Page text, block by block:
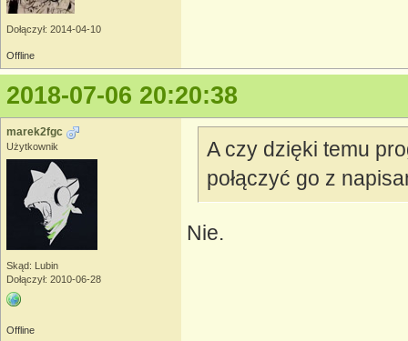
Dołączył: 2014-04-10
Offline
2018-07-06 20:20:38
marek2fgc
Użytkownik
Skąd: Lubin
Dołączył: 2010-06-28
A czy dzięki temu
połączyć go z
Nie.
Offline